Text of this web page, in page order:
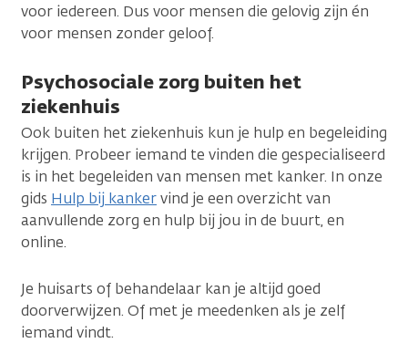
voor iedereen. Dus voor mensen die gelovig zijn én
voor mensen zonder geloof.
Psychosociale zorg buiten het
ziekenhuis
Ook buiten het ziekenhuis kun je hulp en begeleiding
krijgen. Probeer iemand te vinden die gespecialiseerd
is in het begeleiden van mensen met kanker. In onze
gids Hulp bij kankervind je een overzicht van
aanvullende zorg en hulp bij jou in de buurt, en
online.
Je huisarts of behandelaar kan je altijd goed
doorverwijzen. Of met je meedenken als je zelf
iemand vindt.